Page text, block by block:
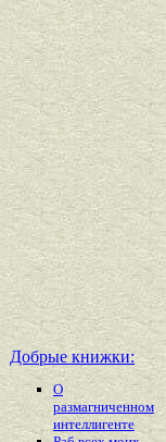
Добрые книжки:
О
размагниченном
интеллигенте